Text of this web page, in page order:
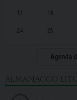
17 18
24 25
Agenda
ALMANACCO